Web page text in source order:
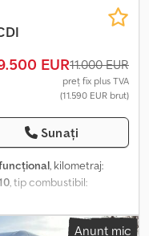
EUR11.000 EUR
preț fix plus TVA
(11.590 EUR brut)
Sunați
, kilometraj:
, tip combustibil:
motorină,
de trepte deAnunț mic